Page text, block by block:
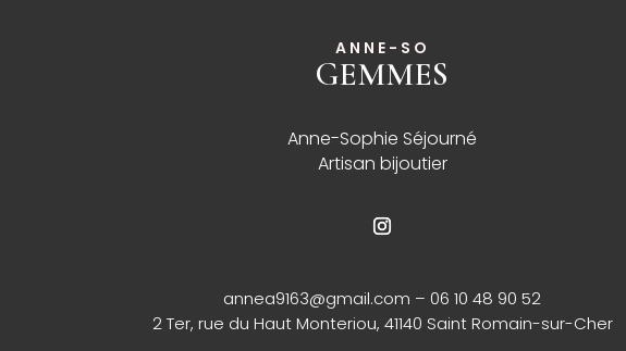
ANNE-SO
GEMMES
Anne-Sophie Séjourné
Artisan bijoutier
annea9163@gmail.com – 06 10 48 90 52
2 Ter, rue du Haut Monteriou, 41140 Saint Romain-sur-Cher